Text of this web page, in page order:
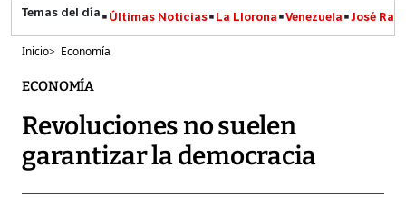
Últimas Noticias La Llorona Venezuela José
Inicio> Economía
ECONOMÍA
Revoluciones no suelen
garantizar la democracia